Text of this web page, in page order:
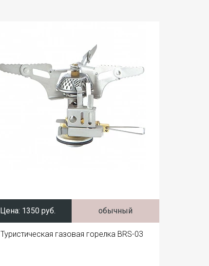
Цена: 1350 руб. обычный
Туристическая газовая горелка BRS-03